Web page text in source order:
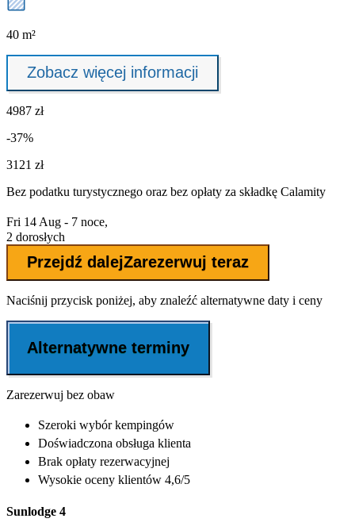
40 m²
Zobacz więcej informacji
4987 zł
-37%
3121 zł
Bez podatku turystycznego oraz bez opłaty za składkę Calamity
Fri 14 Aug - 7 noce,
2 dorosłych
Przejdź dalejZarezerwuj teraz
Naciśnij przycisk poniżej, aby znaleźć alternatywne daty i ceny
Alternatywne terminy
Zarezerwuj bez obaw
Szeroki wybórkempingów
Doświadczona obsługa klienta
Brak opłaty rezerwacyjnej
Wysokie oceny klientów 4,6/5
Sunlodge 4